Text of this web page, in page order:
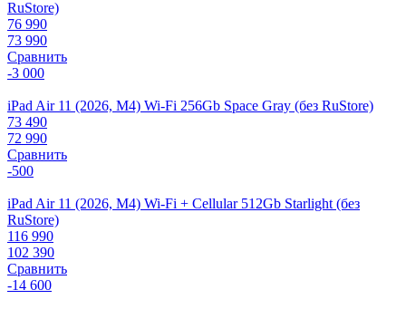
RuStore)
76 990
73 990
Сравнить
-3 000
iPad Air 11 (2026, M4) Wi-Fi 256Gb Space Gray (без RuStore)
73 490
72 990
Сравнить
-500
iPad Air 11 (2026, M4) Wi-Fi + Cellular 512Gb Starlight (без
RuStore)
116 990
102 390
Сравнить
-14 600